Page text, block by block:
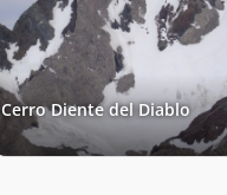
Cerro Diente del Diablo